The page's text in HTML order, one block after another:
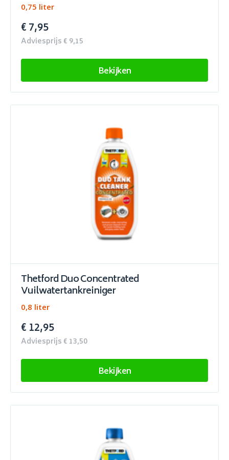
0,75 liter
€ 7,95
Adviesprijs € 9,15
Bekijken
Thetford Duo Concentrated
Vuilwatertankreiniger
0,8 liter
€ 12,95
Adviesprijs € 13,50
Bekijken